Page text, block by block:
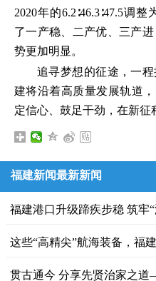
2020年的6.2∶46.3∶47.5调整
了一产稳、二产优、三产
势更加明显。
追寻梦想的征途，一
建将沿着高质量发展轨道
定信心、鼓足干劲，在新征
福建新闻最新新闻
福建港口升级蹄疾步稳 筑牢
这些“高精尖”航海装备，福建
贯古通今 分享先贤治家之